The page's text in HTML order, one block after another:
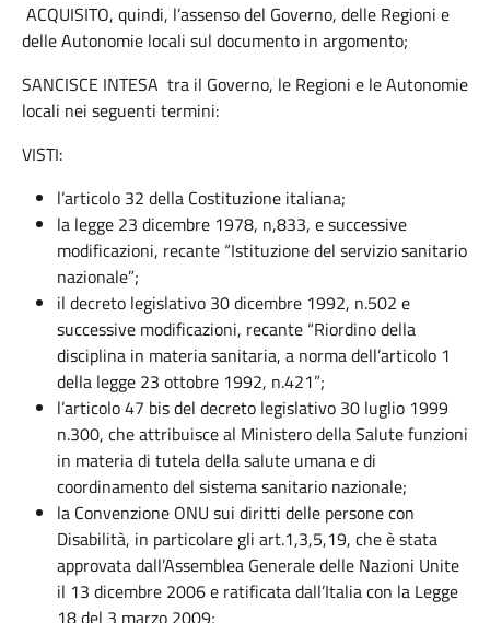
ACQUISITO, quindi, l’assenso del Governo, delle Regioni e
delle Autonomie locali sul documento in argomento;
SANCISCE INTESA tra il Governo, le Regioni e le Autonomie
locali nei seguenti termini:
VISTI:
l’articolo 32 della Costituzione italiana;
la legge 23 dicembre 1978, n,833, e successive
modificazioni, recante “Istituzione del servizio sanitario
nazionale”;
il decreto legislativo 30 dicembre 1992, n.502 e
successive modificazioni, recante “Riordino della
disciplina in materia sanitaria, a norma dell’articolo 1
della legge 23 ottobre 1992, n.421”;
l’articolo 47 bis del decreto legislativo 30 luglio 1999
n.300, che attribuisce al Ministero della Salute funzioni
in materia di tutela della salute umana e di
coordinamento del sistema sanitario nazionale;
la Convenzione ONU sui diritti delle persone con
Disabilità, in particolare gli art.1,3,5,19, che è stata
approvata dall’Assemblea Generale delle Nazioni Unite
il 13 dicembre 2006 e ratificata dall’Italia con la Legge
18 del 3 marzo 2009;